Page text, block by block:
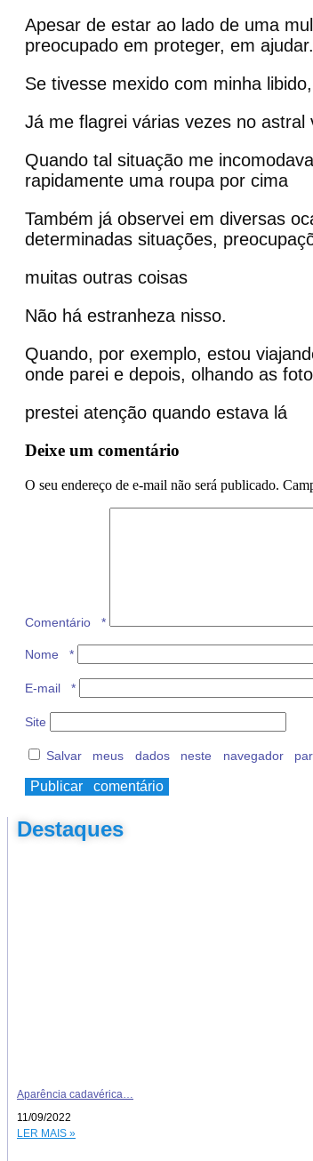
Apesar de estar ao lado de uma
preocupado em proteger, em ajudar.
Se tivesse mexido com minha
Já me flagrei várias vezes no
Quando tal situação me
rapidamente uma roupa por cima
Também já observei em diversas
determinadas situações,
muitas outras coisas
Não há estranheza nisso.
Quando, por exemplo, estou
onde parei e depois, olhando as
prestei atenção quando estava lá
Deixe um comentário
O seu endereço de e-mail não será publicado.
Comentário*
Nome*
E-mail*
Site
Salvar meus dados neste navegador
Destaques
Aparência cadavérica…
11/09/2022
LER MAIS »